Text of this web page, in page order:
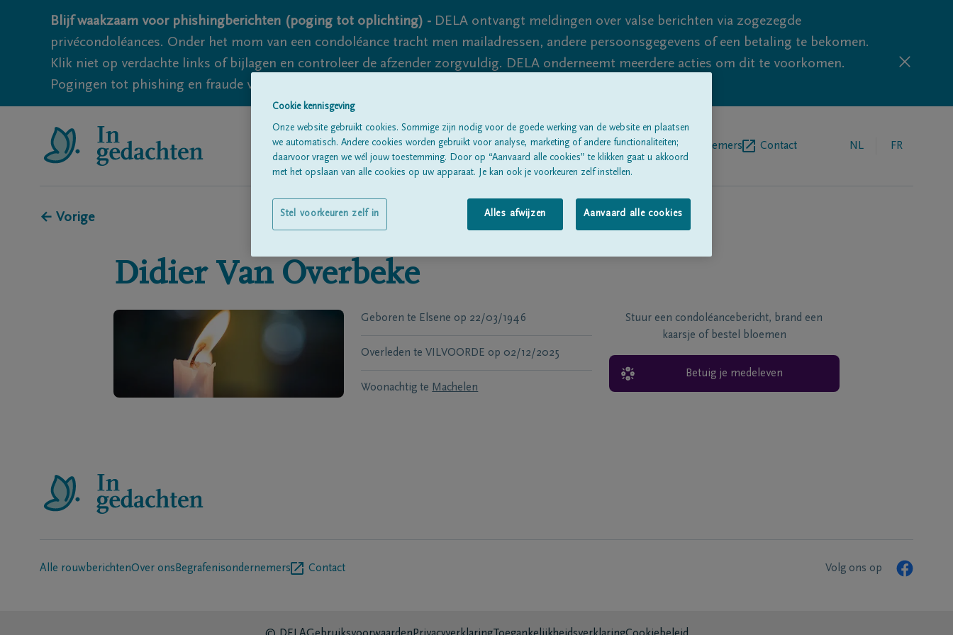
Blijf waakzaam voor phishingberichten (poging tot oplichting) - DELA ontvangt meldingen over valse berichten via zogezegde
privécondoléances. Onder het mom van een condoléance tracht men mailadressen, andere persoonsgegevens of een betaling te bekomen.
Klik niet op verdachte links of bijlagen en controleer de afzender zorgvuldig. DELA onderneemt meerdere acties om dit te voorkomen.
Pogingen tot phishing en fraude vallen echter nooit volledig uit te sluiten, dus blijf waakzaam.
Alle rouwberichten Over onsBegrafenisondernemers Contact NL FR
← Vorige
Didier Van Overbeke
Geboren te Elsene op 22/03/1946
Overleden te VILVOORDE op 02/12/2025
Woonachtig te Machelen
Stuur een condoléancebericht, brand een
kaarsje of bestel bloemen
Betuig je medeleven
Alle rouwberichtenOver ons Begrafenisondernemers Contact Volg ons op
Cookie kennisgeving
Onze website gebruikt cookies. Sommige zijn nodig voor de goede werking van de website en plaatsen
we automatisch. Andere cookies worden gebruikt voor analyse, marketing of andere functionaliteiten;
daarvoor vragen we wél jouw toestemming. Door op “Aanvaard alle cookies” te klikken gaat u akkoord
met het opslaan van alle cookies op uw apparaat. Je kan ook je voorkeuren zelf instellen.
Alles afwijzen Aanvaard alle cookies
Stel voorkeuren zelf in